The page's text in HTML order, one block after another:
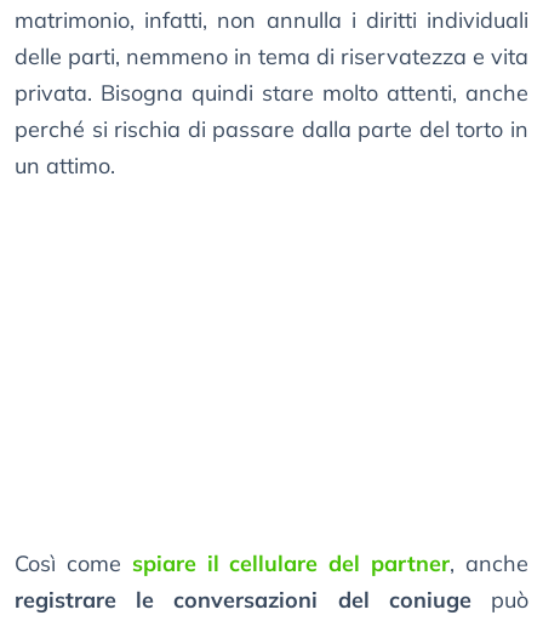
matrimonio, infatti, non annulla i diritti individuali
delle parti, nemmeno in tema di riservatezza e vita
privata. Bisogna quindi stare molto attenti, anche
perché si rischia di passare dalla parte del torto in
un attimo.
Così come spiare il cellulare del partner, anche
registrare le conversazioni del coniugepuò